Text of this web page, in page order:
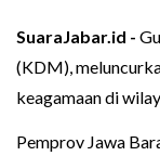
SuaraJabar.id -
(KDM),
keagamaan di
Pemprov Jawa